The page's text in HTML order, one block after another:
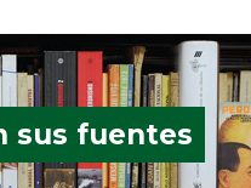
sus fuentes